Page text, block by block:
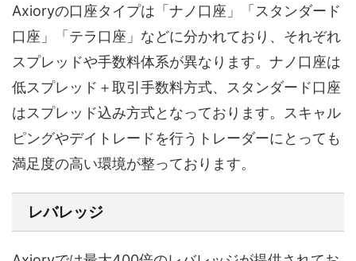
Axioryの口座タイプは「ナノ口座」「スタンダード
口座」「テラ口座」などに分かれており、それぞれ
スプレッドや手数料体系が異なります。ナノ口座は
低スプレッド＋取引手数料方式、スタンダード口座
はスプレッド込み方式となっております。スキャル
ピングやデイトレードを行うトレーダーにとっても
満足度の高い環境が整っております。
レバレッジ